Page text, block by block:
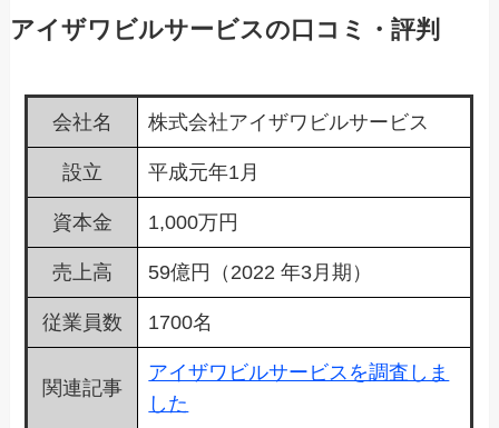
アイザワビルサービスの口コミ・評判
会社名 株式会社アイザワビルサービス
設立 平成元年1月
資本金 1,000万円
売上高 59億円（2022 年3月期）
従業員数 1700名
関連記事
アイザワビルサービスを調査しま
した